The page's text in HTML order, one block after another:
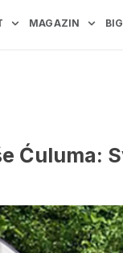
MAGAZIN
Ćuluma: